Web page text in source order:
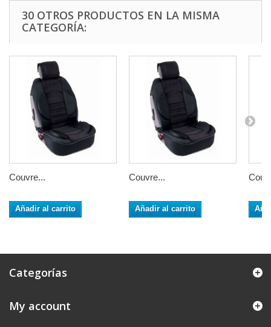
30 OTROS PRODUCTOS EN LA MISMA
CATEGORÍA:
Couvre...
Añadir al carrito
Couvre...
Añadir al carrito
Categorías
My account